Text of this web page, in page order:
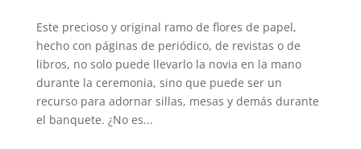
Este precioso y original ramo de flores de papel,
hecho con páginas de periódico, de revistas o de
libros, no solo puede llevarlo la novia en la mano
durante la ceremonia, sino que puede ser un
recurso para adornar sillas, mesas y demás durante
el banquete. ¿No es...